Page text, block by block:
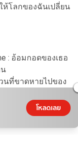
ให้โลกของฉันเปลี่ยน
: อ้อมกอดของเธอ
วนที่ขาดหายไปของ
มีแค่เธอเท่านั้นที่
โหลดเลย